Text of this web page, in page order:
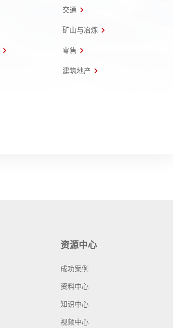
交通
矿山与冶炼
零售
建筑地产
资源中心
成功案例
资料中心
知识中心
视频中心